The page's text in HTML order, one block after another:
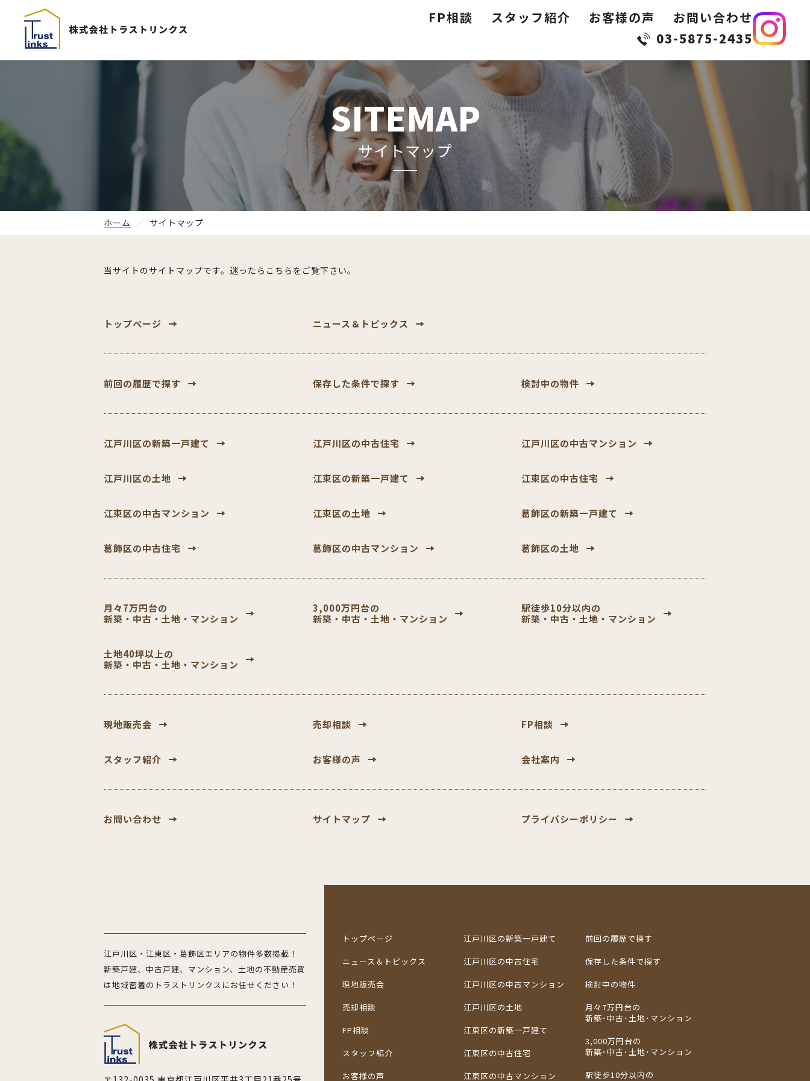
FP相談 スタッフ紹介 お客様の声
お問い合わせ
03-5875-2435
SITEMAP
サイトマップ
ホーム サイトマップ
当サイトのサイトマップです。迷ったらこちらをご覧下さい。
トップページ ニュース＆ トピックス
前回の履歴で探す 保存した条件で探す 検討中の物件
江戸川区の新築一戸建て 江戸川区の中古住宅 江戸川区の中古マンション
江戸川区の土地 江東区の新築一戸建て 江東区の中古住宅
江東区の中古マンション 江東区の土地 葛飾区の新築一戸建て
葛飾区の中古住宅 葛飾区の中古マンション 葛飾区の土地
月々7万円台の
新築・中古・土地・マンション
3,000万円台の
新築・中古・土地・マンション
駅徒歩10分以内の
新築・中古・土地・マンション
土地40坪以上の
新築・中古・土地・マンション
現地販売会 売却相談 FP相談
スタッフ紹介 お客様の声 会社案内
お問い合わせ サイトマップ プライバシーポリシー
江戸川区・江東区・葛飾区エリアの物件多数掲載！
新築戸建、中古戸建、マンション、土地の不動産売買
は地域密着のトラストリンクスにお任せください！
トップページ
ニュース＆ トピックス
現地販売会
売却相談
FP相談
スタッフ紹介
お客様の声
江戸川区の新築一戸建て
江戸川区の中古住宅
江戸川区の中古マンション
江戸川区の土地
江東区の新築一戸建て
江東区の中古住宅
江東区の中古マンション
前回の履歴で探す
保存した条件で探す
検討中の物件
月々7万円台の
新築･中古･土地･マンション
3,000万円台の
新築･中古･土地･マンション
駅徒歩10分以内の